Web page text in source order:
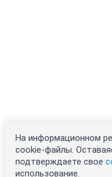
На информационном
cookie-файлы.
подтверждаете свое
использование.